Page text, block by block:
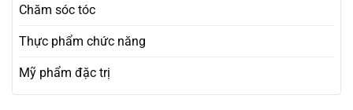
Chăm sóc tóc
Thực phẩm chức năng
Mỹ phẩm đặc trị